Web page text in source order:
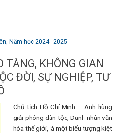
, Năm học 2024 - 2025
TÀNG, KHÔNG GIAN
ĐỜI, SỰ NGHIỆP, TƯ
Chủ tịch Hồ Chí Minh – Anh hùng
giải phóng dân tộc, Danh nhân văn
hóa thế giới, là một biểu tượng kiệt